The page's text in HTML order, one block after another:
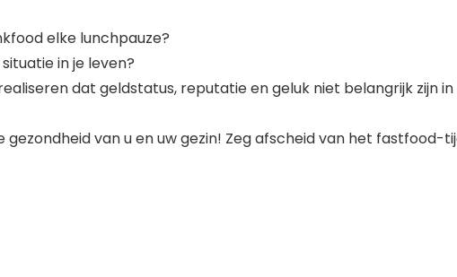
elke lunchpauze?
in je leven?
dat geldstatus, reputatie en geluk niet belangrijk zijn
gezondheid van u en uw gezin! Zeg afscheid van het